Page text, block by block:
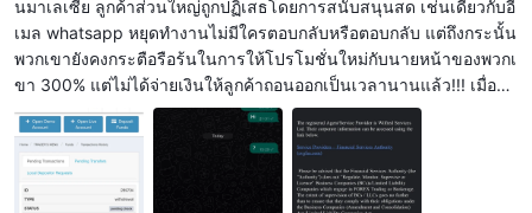
เศรษฐกิจที่ช่วยให้ลูกค้าได้รับข่าวสารล่าสุดเกี่ยวกับเหตุการณ์ทาง
เศรษฐกิจที่สำคัญซึ่งอาจส่งผลกระทบต่อราคาสกุลเงิน และการสัมมนา
ผ่านเว็บการซื้อขายสดที่ให้ลูกค้าได้เรียนรู้จากเทรดเดอร์ที่มี
ประสบการณ์ ในเวลาจริง
บทสรุป
TradeFillsดูเหมือนจะเป็นโบรกเกอร์ฟอเร็กซ์ที่ค่อนข้างใหม่ที่มีบัญชีซื้อ
นมาเลเซีย ลูกค้าส่วนใหญ่ถูกปฏิเสธโดยการสนับสนุนสด เช่นเดียวกับอี
เมล whatsapp หยุดทำงานไม่มีใครตอบกลับหรือตอบกลับ แต่ถึงกระนั้น
พวกเขายังคงกระตือรือร้นในการให้โปรโมชั่นใหม่กับนายหน้าของพวกเ
ขา 300% แต่ไม่ได้จ่ายเงินให้ลูกค้าถอนออกเป็นเวลานานแล้ว!!! เมื่อส่ง
ข้อความถึงหน่วยงานบริการทางการเงินที่ให้ใบอนุญาต TradeFills . พว
กเขาอ้างว่าพวกเขาไม่เรียกเก็บเงินสำหรับปัญหานี้ !